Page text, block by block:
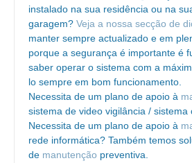
instalado na sua residência ou na
garagem? Veja a nossa secção de
manter sempre actualizado e em
porque a segurança é importante é
saber operar o sistema com a
lo sempre em bom funcionamento.
Necessita de um plano de apoio à
sistema de video vigilância / sistema
Necessita de um plano de apoio à
rede informática? Também temos
de manutenção preventiva.